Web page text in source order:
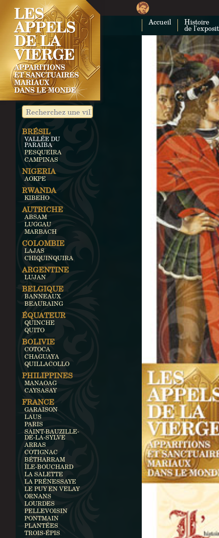
Accueil Histoire
de
BRÉSIL
VALLÉE DU
PARAIBA
PESQUEIRA
CAMPINAS
NIGERIA
AOKPE
RWANDA
KIBEHO
AUTRICHE
ABSAM
LUGGAU
MARBACH
COLOMBIE
LAJAS
CHIQUINQUIRA
ARGENTINE
LUJAN
BELGIQUE
BANNEAUX
BEAURAING
ÉQUATEUR
QUINCHE
QUITO
BOLIVIE
COTOCA
CHAGUAYA
QUILLACOLLO
PHILIPPINES
MANAOAG
CAYSASAY
FRANCE
GARAISON
LAUS
PARIS
SAINT-BAUZILLE-
DE-LA-SYLVE
ARRAS
COTIGNAC
BÉTHARRAM
ÎLE-BOUCHARD
LA SALETTE
LA PRÉNESSAYE
LE PUY EN VELAY
ORNANS
LOURDES
PELLEVOISIN
PONTMAIN
PLANTÉES
TROIS-ÉPIS